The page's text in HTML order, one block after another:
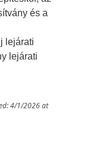
és a
lejárati
lejárati
4/1/2026 at